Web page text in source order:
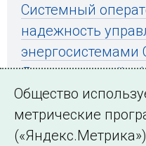
Системный
надежность
энергосистемами
Ленинградской
← Все публикации
Общество
метрические